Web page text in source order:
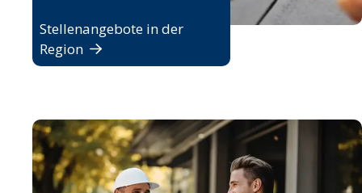
Stellenangebote in der
Region